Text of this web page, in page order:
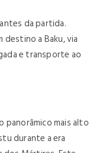
da partida.
destino a Baku, via
e transporte ao
mais alto
durante a era